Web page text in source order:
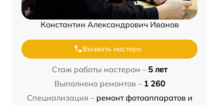
Константин Александрович Иванов
Вызвать мастера
Стаж работы мастером – 5 лет
Выполнено ремонтов – 1 260
Специализация – ремонт фотоаппаратов и